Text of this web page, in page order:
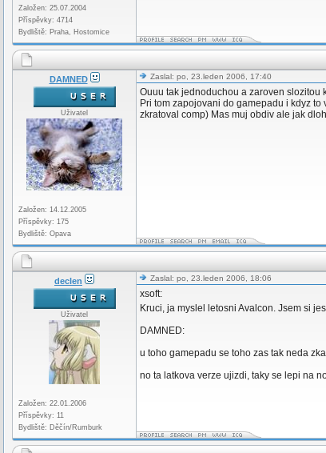
Založen: 25.07.2004
Příspěvky: 4714
Bydliště: Praha, Hostomice
DAMNED
Uživatel
Založen: 14.12.2005
Příspěvky: 175
Bydliště: Opava
Zaslal: po, 23.leden 2006, 17:40
Ouuu tak jednoduchou a zaroven slozitou
Pri tom zapojovani do gamepadu i kdyz
zkratoval comp) Mas muj obdiv ale jak
declen
Uživatel
Založen: 22.01.2006
Příspěvky: 11
Bydliště: Děčín/Rumburk
Zaslal: po, 23.leden 2006, 18:06
xsoft:
Kruci, ja myslel letosni Avalcon. Jsem si
DAMNED:
u toho gamepadu se toho zas tak neda
no ta latkova verze ujizdi, taky se lepi na